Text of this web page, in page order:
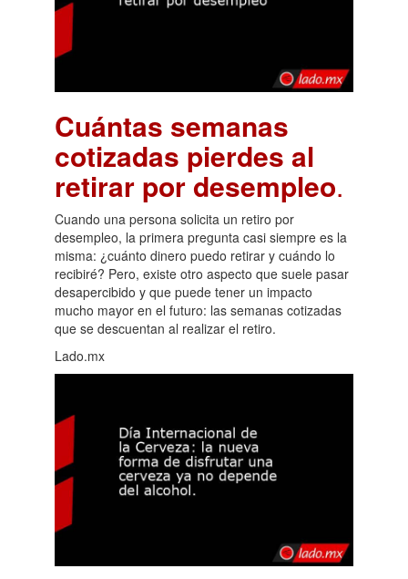
Cuántas semanas
cotizadas pierdes al
retirar por desempleo.
Cuando una persona solicita un retiro por
desempleo, la primera pregunta casi siempre es la
misma: ¿cuánto dinero puedo retirar y cuándo lo
recibiré? Pero, existe otro aspecto que suele pasar
desapercibido y que puede tener un impacto
mucho mayor en el futuro: las semanas cotizadas
que se descuentan al realizar el retiro.
Lado.mx